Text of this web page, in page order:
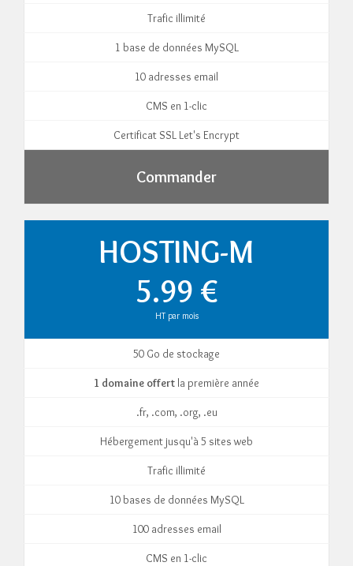
Trafic illimité
1 base de données MySQL
10 adresses email
CMS en 1-clic
Certificat SSL Let's Encrypt
Commander
HOSTING-M
5.99 €
HT par mois
50 Go de stockage
1 domaine offert la première année
.fr, .com, .org, .eu
Hébergement jusqu'à 5 sites web
Trafic illimité
10 bases de données MySQL
100 adresses email
CMS en 1-clic